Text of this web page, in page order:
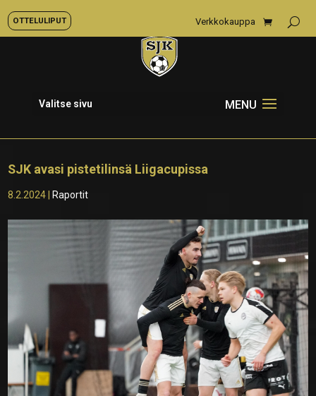
OTTELULIPUT Verkkokauppa
Valitse sivu
SJK avasi pistetilinsä Liigacupissa
8.2.2024 Raportit